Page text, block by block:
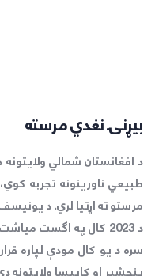
بیړنۍ نغدي مرسته
د افغانستان شمالي
طبیعي ناورینونه تجربه
مرستو ته اړتیا لري. د
سره د یو کال مودې لپاره